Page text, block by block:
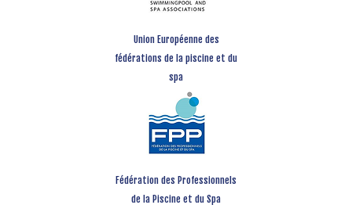
Union Européenne des
fédérations de la piscine et du
spa
Fédération des Professionnels
de la Piscine et du Spa